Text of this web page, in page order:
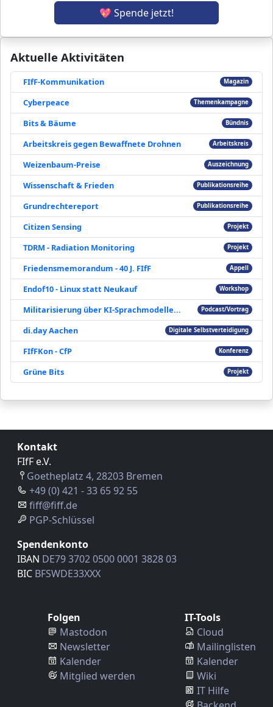
Aktuelle Aktivitäten
FIfF-Kommunikation Magazin
Cyberpeace Themenkampagne
Bits & Bäume Bündnis
Arbeitskreis gegen Bewaffnete Drohnen Arbeitskreis
Weizenbaum-Preise Auszeichnung
Wissenschaft & Frieden Publikationsreihe
Grundrechtereport Publikationsreihe
Citizen Sensing Projekt
TDRM - Radiation Monitoring Projekt
Friedensmemorandum - 40 J. FIfF Appell
Endof10 - Linux statt Neukauf Workshop
Militarisierung über KI-Sprachmodelle... Podcast/Vortrag
di.day Aachen Digitale Selbstverteidigung
FIfFKon - CfP Konferenz
Grüne Bits Projekt
💖 Spende jetzt!
Kontakt
FIfF e.V.
Goetheplatz 4, 28203 Bremen
+49 (0) 421 - 33 65 92 55
fiff@fiff.de
PGP-Schlüssel
Spendenkonto
IBAN DE79 3702 0500 0001 3828 03
BIC BFSWDE33XXX
Folgen
Mastodon
Newsletter
Kalender
Mitglied werden
IT-Tools
Cloud
Mailinglisten
Kalender
Wiki
IT Hilfe